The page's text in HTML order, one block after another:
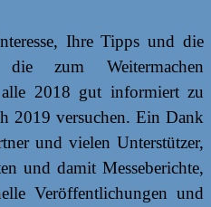
Ihre Tipps und die
die zum Weitermachen
2018 gut informiert zu
2019 versuchen. Ein Dank
und vielen Unterstützer,
und damit Messeberichte,
Veröffentlichungen und